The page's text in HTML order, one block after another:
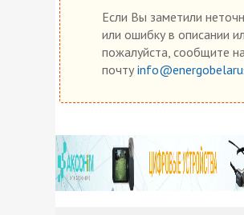
Если Вы заметили
или ошибку в описании
пожалуйста, сообщите
почту